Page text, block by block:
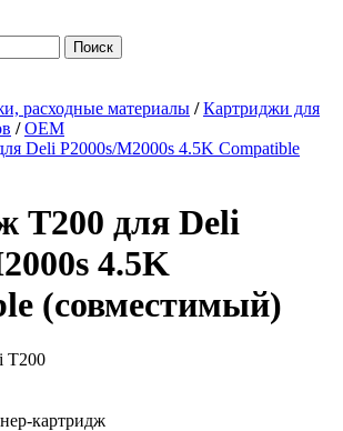
расходные материалы / Картриджи для
/ OEM
T200 для Deli
4.5K
(совместимый)
T200
картридж